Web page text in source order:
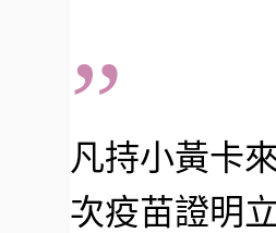
”
凡持小黃卡
次疫苗證明